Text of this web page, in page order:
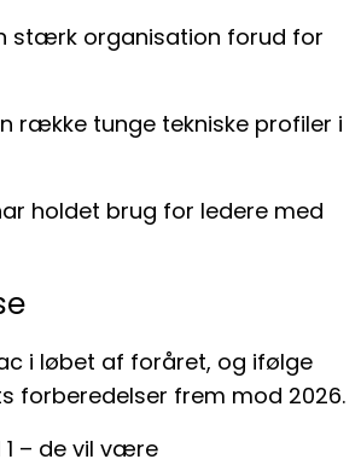
stærk organisation forud for
række tunge tekniske profiler i
holdet brug for ledere med
i løbet af foråret, og ifølge
forberedelser frem mod 2026.
– de vil være